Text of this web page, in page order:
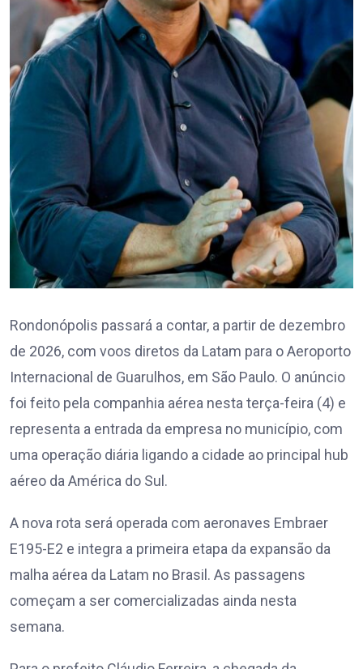
Rondonópolis passará a contar, a partir de dezembro
de 2026, com voos diretos da Latam para o Aeroporto
Internacional de Guarulhos, em São Paulo. O anúncio
foi feito pela companhia aérea nesta terça-feira (4) e
representa a entrada da empresa no município, com
uma operação diária ligando a cidade ao principal hub
aéreo da América do Sul.
A nova rota será operada com aeronaves Embraer
E195-E2 e integra a primeira etapa da expansão da
malha aérea da Latam no Brasil. As passagens
começam a ser comercializadas ainda nesta
semana.